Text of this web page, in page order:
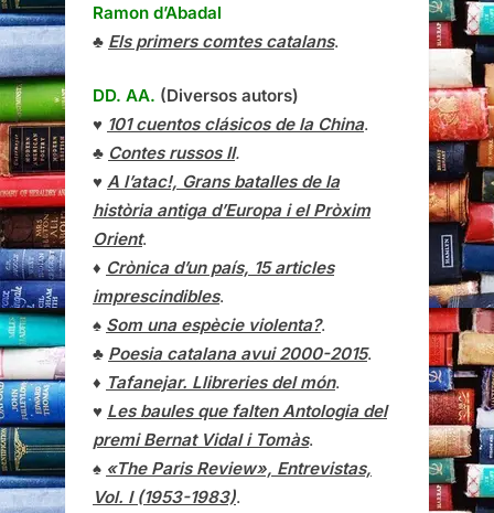
Ramon d’Abadal
♣ Els primers comtes catalans.
DD. AA. (Diversos autors)
♥ 101 cuentos clásicos de la China.
♣ Contes russos II.
♥ A l’atac!, Grans batalles de la
història antiga d’Europa i el Pròxim
Orient.
♦ Crònica d’un país, 15 articles
imprescindibles.
♠ Som una espècie violenta?.
♣ Poesia catalana avui 2000-2015.
♦ Tafanejar. Llibreries del món.
♥ Les baules que falten Antologia del
premi Bernat Vidal i Tomàs.
♠ «The Paris Review», Entrevistas,
Vol. I (1953-1983).